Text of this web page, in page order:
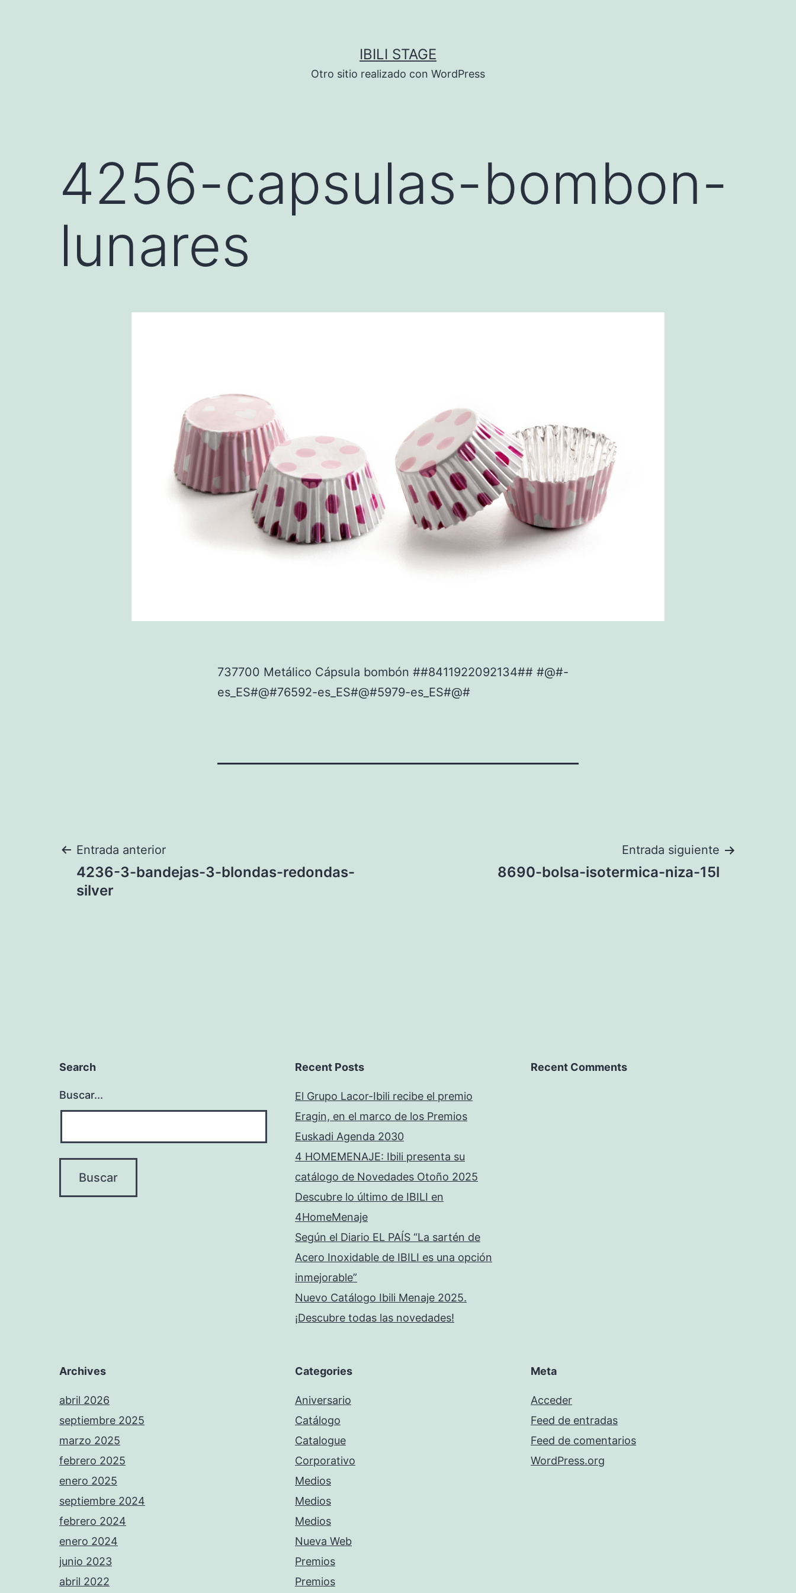
IBILI STAGE
Otro sitio realizado con WordPress
4256-capsulas-bombon-
lunares
737700 Metálico Cápsula bombón ##8411922092134## #@#-
es_ES#@#76592-es_ES#@#5979-es_ES#@#
Navegación
de
Entrada anterior
4236-3-bandejas-3-blondas-redondas-
silver
Entrada siguiente
8690-bolsa-isotermica-niza-15l
Search
Buscar...
Recent Posts
El Grupo Lacor-Ibili recibe el premio
Eragin, en el marco de los Premios
Euskadi Agenda 2030
4 HOMEMENAJE: Ibili presenta su
catálogo de Novedades Otoño 2025
Descubre lo último de IBILI en
4HomeMenaje
Según el Diario EL PAÍS “La sartén de
Acero Inoxidable de IBILI es una opción
inmejorable”
Nuevo Catálogo Ibili Menaje 2025.
¡Descubre todas las novedades!
Recent Comments
Archives
abril 2026
septiembre 2025
marzo 2025
febrero 2025
enero 2025
septiembre 2024
febrero 2024
enero 2024
junio 2023
abril 2022
Categories
Aniversario
Catálogo
Catalogue
Corporativo
Medios
Medios
Medios
Nueva Web
Premios
Premios
Meta
Acceder
Feed de entradas
Feed de comentarios
WordPress.org